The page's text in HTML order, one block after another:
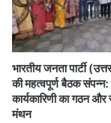
भारतीय जनता पार्टी
की महत्वपूर्ण बैठक
कार्यकारिणी का गठन और
मंथन